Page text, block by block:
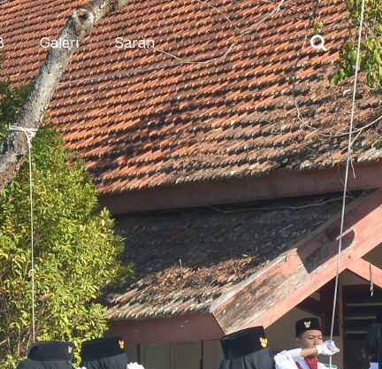
Galeri Saran